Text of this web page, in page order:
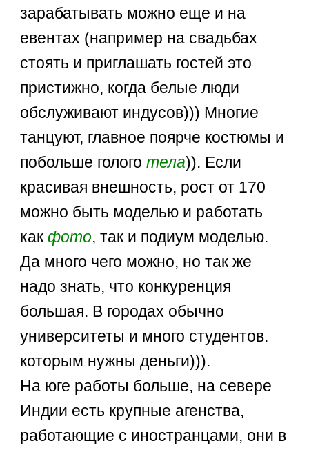
зарабатывать можно еще и на
евентах (например на свадьбах
стоять и приглашать гостей это
пристижно, когда белые люди
обслуживают индусов))) Многие
танцуют, главное поярче костюмы и
побольше гологотела)). Если
красивая внешность, рост от 170
можно быть моделью и работать
какфото, так и подиум моделью.
Да много чего можно, но так же
надо знать, что конкуренция
большая. В городах обычно
университеты и много студентов.
которым нужны деньги))).
На юге работы больше, на севере
Индии есть крупные агенства,
работающие с иностранцами, они в